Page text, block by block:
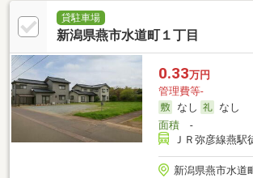
貸駐車場
新潟県燕市水道町１丁目
0.33万円
管理費等-
なし
なし
面積-
ＪＲ弥彦線燕駅
新潟県燕市水道